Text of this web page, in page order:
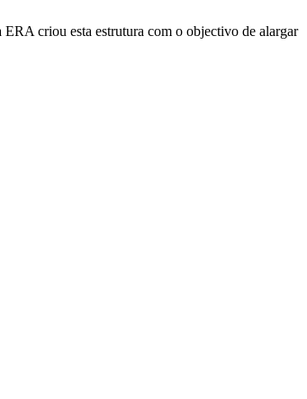
criou esta estrutura com o objectivo de alargar